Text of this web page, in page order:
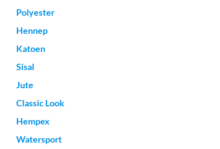
Polyester
Hennep
Katoen
Sisal
Jute
Classic Look
Hempex
Watersport